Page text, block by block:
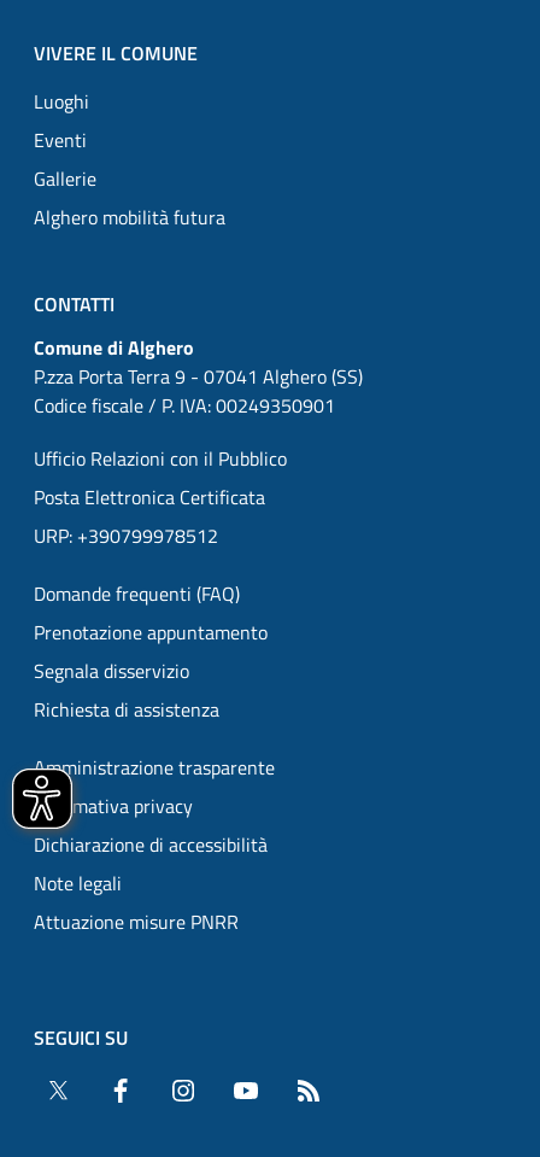
VIVERE IL COMUNE
Luoghi
Eventi
Gallerie
Alghero mobilità futura
CONTATTI
Comune di Alghero
P.zza Porta Terra 9 - 07041 Alghero (SS)
Codice fiscale / P. IVA: 00249350901
Ufficio Relazioni con il Pubblico
Posta Elettronica Certificata
URP: +390799978512
Domande frequenti (FAQ)
Prenotazione appuntamento
Segnala disservizio
Richiesta di assistenza
Amministrazione trasparente
Informativa privacy
Dichiarazione di accessibilità
Note legali
Attuazione misure PNRR
SEGUICI SU
Twitter
Facebook Instagram YouTube